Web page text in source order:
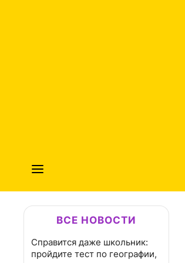
ВСЕ НОВОСТИ
Справится даже школьник:
пройдите тест по географии,